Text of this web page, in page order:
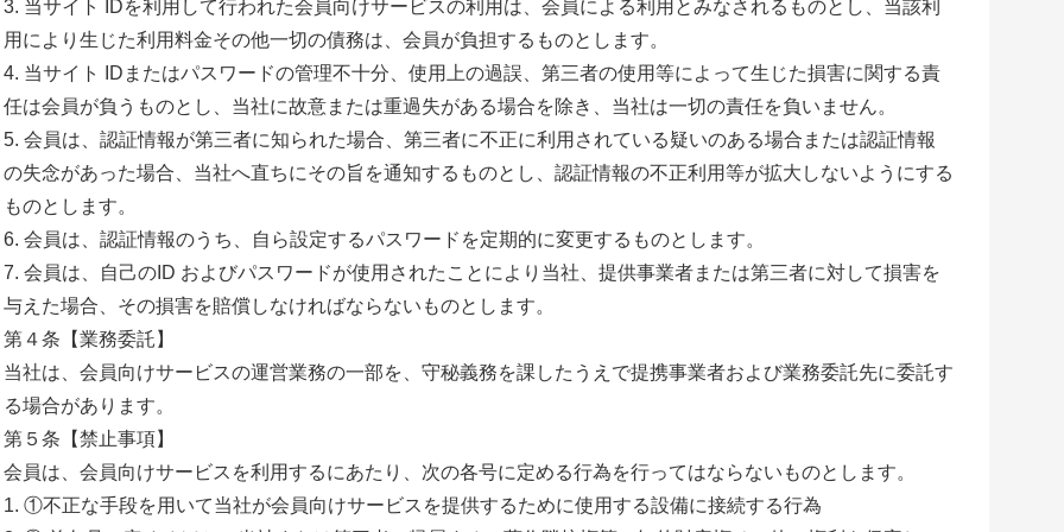
3. 当サイト IDを利用して行われた会員向けサービスの利用は、 会員による利用とみなされるものとし、 当該利
用により生じた利用料金その他一切の債務は、 会員が負担するものとします。
4. 当サイト IDまたはパスワードの管理不十分、使用上の過誤、 第三者の使用等によって生じた損害に関する責
任は会員が負うものとし、当社に故意または重過失がある場合を除き、 当社は一切の責任を負いません。
5. 会員は、認証情報が第三者に知られた場合、 第三者に不正に利用されている疑いのある場合または認証情報
の失念があった場合、当社へ直ちにその旨を通知するものとし、 認証情報の不正利用等が拡大しないようにする
ものとします。
6. 会員は、認証情報のうち、
自ら設定するパスワードを定期的に変更するものとします。
7. 会員は、自己のID およびパスワードが使用されたことにより当社、 提供事業者または第三者に対して損害を
与えた場合、 その損害を賠償しなければならないものとします。
第４条【業務委託】
当社は、会員向けサービスの運営業務の一部を、 守秘義務を課したうえで提携事業者および業務委託先に委託す
る場合があります。
第５条【禁止事項】
会員は、会員向けサービスを利用するにあたり、 次の各号に定める行為を行ってはならないものとします。
1. ①不正な手段を用いて当社が会員向けサービスを提供するために使用する設備に接続する行為